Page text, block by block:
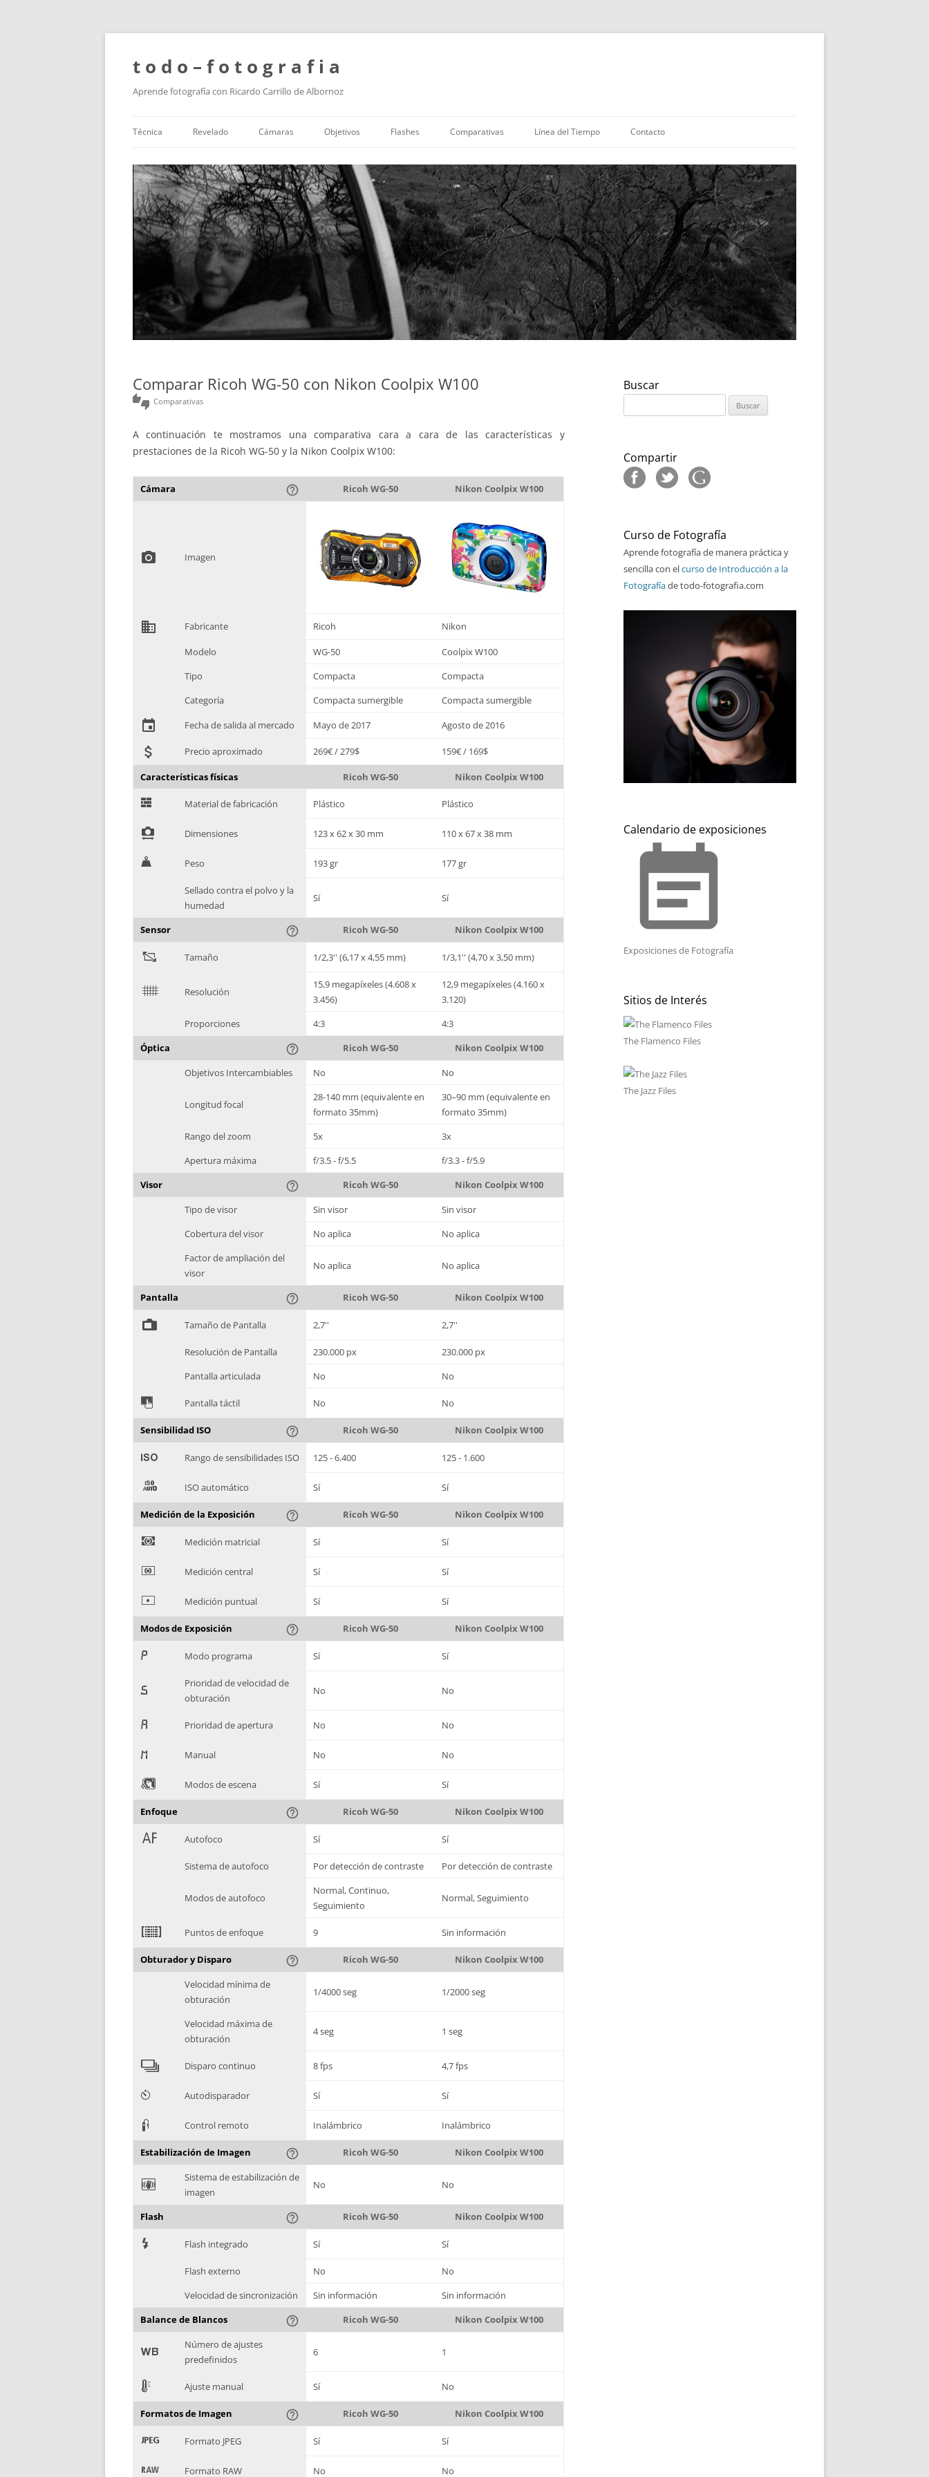
t o d o – f o t o g r a f i a
Aprende fotografía con Ricardo Carrillo de Albornoz
al
contenido
Técnica Revelado Cámaras Objetivos Flashes Comparativas Línea del Tiempo Contacto
Comparar Ricoh WG-50 con Nikon Coolpix W100
thumbs_up_down Comparativas
A continuación te mostramos una comparativa cara a cara de las características y
prestaciones de la Ricoh WG-50 y la Nikon Coolpix W100:
Cámara help_outline Ricoh WG-50 Nikon Coolpix W100
photo_camera Imagen
domain Fabricante Ricoh Nikon
Modelo WG-50
Coolpix W100
Tipo
Compacta
Compacta
Categoría
Compacta sumergible Compacta sumergible
event Fecha de salida al mercado Mayo de 2017 Agosto de 2016
attach_money Precio aproximado 269€ / 279$ 159€ / 169$
Características físicas Ricoh WG-50 Nikon Coolpix W100
G Material de fabricación Plástico Plástico
! Dimensiones 123 x 62 x 30 mm 110 x 67 x 38 mm
H Peso 193 gr 177 gr
Sellado contra el polvo y la
humedad
Sí Sí
Sensor help_outline Ricoh WG-50 Nikon Coolpix W100
" Tamaño 1/2,3'' (6,17 x 4,55 mm) 1/3,1'' (4,70 x 3,50 mm)
$ Resolución
15,9 megapíxeles (4.608 x
3.456)
12,9 megapíxeles (4.160 x
3.120)
Proporciones
4:3
4:3
Óptica
help_outline Ricoh WG-50
Nikon Coolpix W100
Objetivos Intercambiables
No No
Longitud focal
28-140 mm (equivalente en
formato 35mm)
30–90 mm (equivalente en
formato 35mm)
Rango del zoom
5x
3x
Apertura máxima
f/3.5 - f/5.5
f/3.3 - f/5.9
Visor
help_outline Ricoh WG-50
Nikon Coolpix W100
Tipo de visor
Sin visor
Sin visor
Cobertura del visor
No aplica
No aplica
Factor de ampliación del
visor
No aplica No aplica
Pantalla help_outline Ricoh WG-50 Nikon Coolpix W100
% Tamaño de Pantalla 2,7'' 2,7''
Resolución de Pantalla 230.000 px
230.000 px
Pantalla articulada
No No
& Pantalla táctil No No
Sensibilidad ISO help_outline Ricoh WG-50 Nikon Coolpix W100
' Rango de sensibilidades ISO 125 - 6.400 125 - 1.600
( ISO automático Sí Sí
Medición de la Exposición help_outline Ricoh WG-50 Nikon Coolpix W100
) Medición matricial Sí Sí
* Medición central Sí Sí
+ Medición puntual Sí Sí
Modos de Exposición help_outline Ricoh WG-50 Nikon Coolpix W100
, Modo programa Sí Sí
-
Prioridad de velocidad de
obturación
No No
. Prioridad de apertura No No
/ Manual No No
0 Modos de escena Sí Sí
Enfoque help_outline Ricoh WG-50 Nikon Coolpix W100
1 Autofoco Sí Sí
Sistema de autofoco Por detección de contraste Por detección de contraste
Modos de autofoco
Normal, Continuo,
Seguimiento
Normal, Seguimiento
2 Puntos de enfoque 9 Sin información
Obturador y Disparo help_outline Ricoh WG-50
Nikon Coolpix W100
Velocidad mínima de
obturación
1/4000 seg 1/2000 seg
Velocidad máxima de
obturación
4 seg 1 seg
4 Disparo continuo 8 fps 4,7 fps
6 Autodisparador Sí Sí
3 Control remoto Inalámbrico Inalámbrico
Estabilización de Imagen help_outline Ricoh WG-50 Nikon Coolpix W100
F
Sistema de estabilización de
imagen
No No
Flash help_outline Ricoh WG-50 Nikon Coolpix W100
7 Flash integrado Sí Sí
Flash externo No
No
Velocidad de sincronización
Sin información
Sin información
Balance de Blancos
help_outline Ricoh WG-50 Nikon Coolpix W100
9
Número de ajustes
predefinidos
6 1
E Ajuste manual Sí No
Formatos de Imagen help_outline Ricoh WG-50 Nikon Coolpix W100
: Formato JPEG Sí Sí
; Formato RAW No No
Buscar
Compartir
Curso de Fotografía
Aprende fotografía de manera práctica y
sencilla con elcurso de Introducción a la
Fotografíade todo-fotografia.com
Calendario de exposiciones
event_note
Exposiciones de Fotografía
Sitios de Interés
The Flamenco Files
The Jazz Files